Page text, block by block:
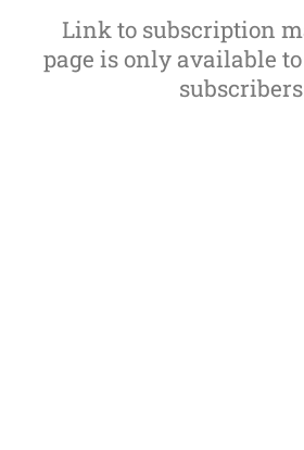
Link to subscription
page is only available